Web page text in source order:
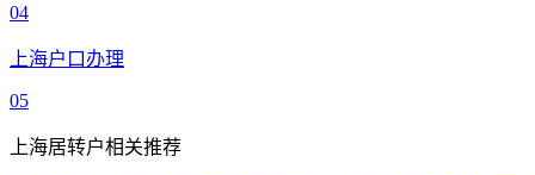
04
上海户口办理
05
上海居转户相关推荐